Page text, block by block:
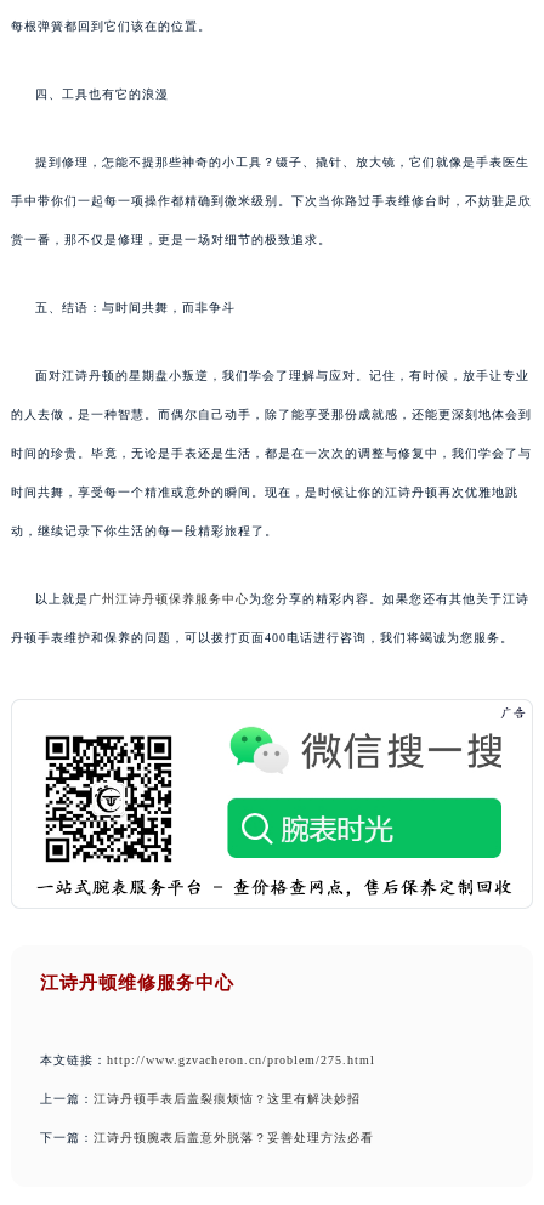
每根弹簧都回到它们该在的位置。
四、工具也有它的浪漫
提到修理，怎能不提那些神奇的小工具？镊子、撬针、放大镜，它们就像是手表医生
手中带你们一起每一项操作都精确到微米级别。下次当你路过手表维修台时，不妨驻足欣
赏一番，那不仅是修理，更是一场对细节的极致追求。
五、结语：与时间共舞，而非争斗
面对江诗丹顿的星期盘小叛逆，我们学会了理解与应对。记住，有时候，放手让专业
的人去做，是一种智慧。而偶尔自己动手，除了能享受那份成就感，还能更深刻地体会到
时间的珍贵。毕竟，无论是手表还是生活，都是在一次次的调整与修复中，我们学会了与
时间共舞，享受每一个精准或意外的瞬间。现在，是时候让你的江诗丹顿再次优雅地跳
动，继续记录下你生活的每一段精彩旅程了。
以上就是 广州江诗丹顿保养服务中心为您分享的精彩内容。如果您还有其他关于江诗
丹顿手表维护和保养的问题，可以拨打页面400电话进行咨询，我们将竭诚为您服务。
江诗丹顿维修服务中心
本文链接： http://www.gzvacheron.cn/problem/275.html
上一篇： 江诗丹顿手表后盖裂痕烦恼？这里有解决妙招
下一篇： 江诗丹顿腕表后盖意外脱落？妥善处理方法必看